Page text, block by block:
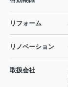
リフォーム
リノベーション
取扱会社